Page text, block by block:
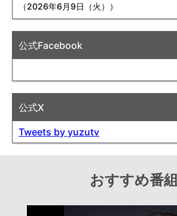
（2026年6月9日（火））
公式Facebook
公式X
Tweets by yuzutv
おすすめ番組